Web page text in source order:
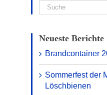
Suche
nach:
Neueste Berichte
Brandcontainer
Sommerfest der
Löschbienen